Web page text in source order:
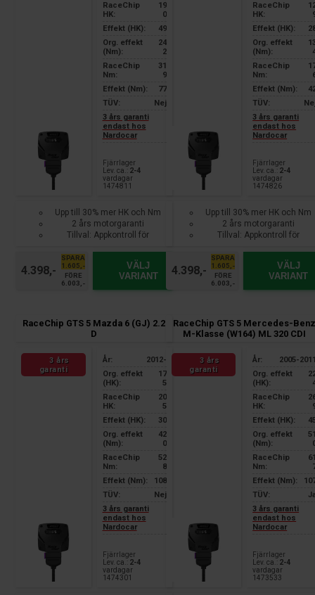
RaceChip
HK:
19
0
Effekt (HK):
49
Org. effekt
(Nm):
24
2
RaceChip
Nm:
31
9
Effekt (Nm):
77
TÜV:
Nej
3 års garanti
endast hos
Nardocar
Fjärrlager
Lev. ca.:
2-4
vardagar
1474811
Upp till 30% mer HK och Nm
2 års motorgaranti
Tillval: Appkontroll för
4.398,-
SPARA
1.605,-
FÖRE
6.003,-
VÄLJ
VARIANT
RaceChip
HK:
Effekt (HK):
Org. effekt
(Nm):
RaceChip
Nm:
Effekt (Nm):
TÜV:
3 års garanti
endast hos
Nardocar
Fjärrlager
Lev. ca.: 2-4
vardagar
1474826
Upp till 30% mer HK och Nm
2 års motorgaranti
Tillval: Appkontroll för
4.398,-
SPARA
1.605,-
FÖRE
6.003,-
VÄLJ
VARIANT
RaceChip GTS 5 Mazda 6 (GJ) 2.2
D
3 års
garanti
År:
2012-
Org. effekt
(HK):
17
5
RaceChip
HK:
20
5
Effekt (HK):
30
Org. effekt
(Nm):
42
0
RaceChip
Nm:
52
8
Effekt (Nm):
108
TÜV:
Nej
3 års garanti
endast hos
Nardocar
Fjärrlager
Lev. ca.:
2-4
vardagar
1474301
RaceChip GTS 5 Mercedes-Benz
M-Klasse (W164) ML 320 CDI
3 års
garanti
År:
2005-
Org. effekt
(HK):
RaceChip
HK:
Effekt (HK):
Org. effekt
(Nm):
RaceChip
Nm:
Effekt (Nm):
TÜV:
3 års garanti
endast hos
Nardocar
Fjärrlager
Lev. ca.: 2-4
vardagar
1473533